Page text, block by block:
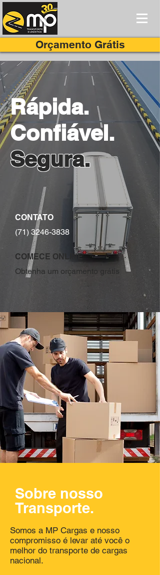
Orçamento Grátis
Rápida.
Confiável.
Segura.
CONTATO
(71) 3246-3838
COMECE ONLINE
Obtenha um orçamento grátis
Sobre nosso
Transporte.
Somos a MP Cargas e nosso
compromisso é levar até você o
melhor do transporte de cargas
nacional.